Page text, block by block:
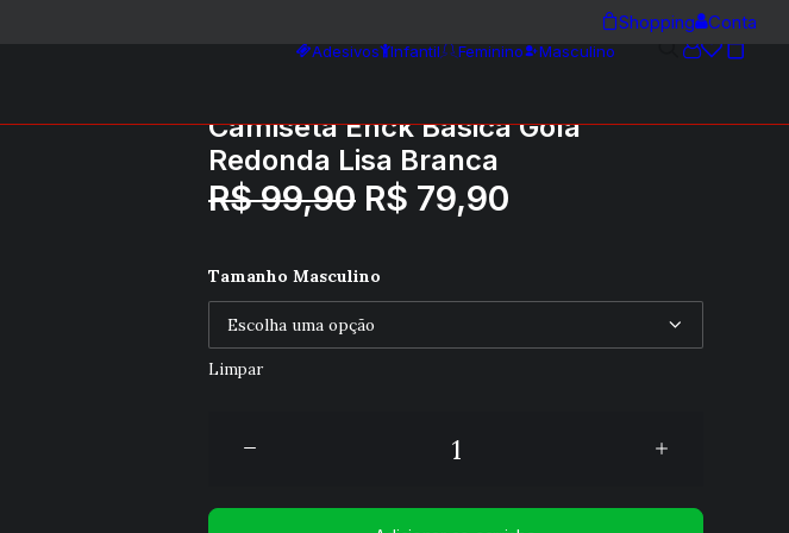
Shopping Conta
Adesivos Infantil Feminino Masculino
Camiseta Enck Básica Gola
Redonda Lisa Branca
R$99,90 O
original
era:
R$ 99,90.
R$ 79,90
R$ 79,90.
Tamanho Masculino
Limpar
Enck
Gola